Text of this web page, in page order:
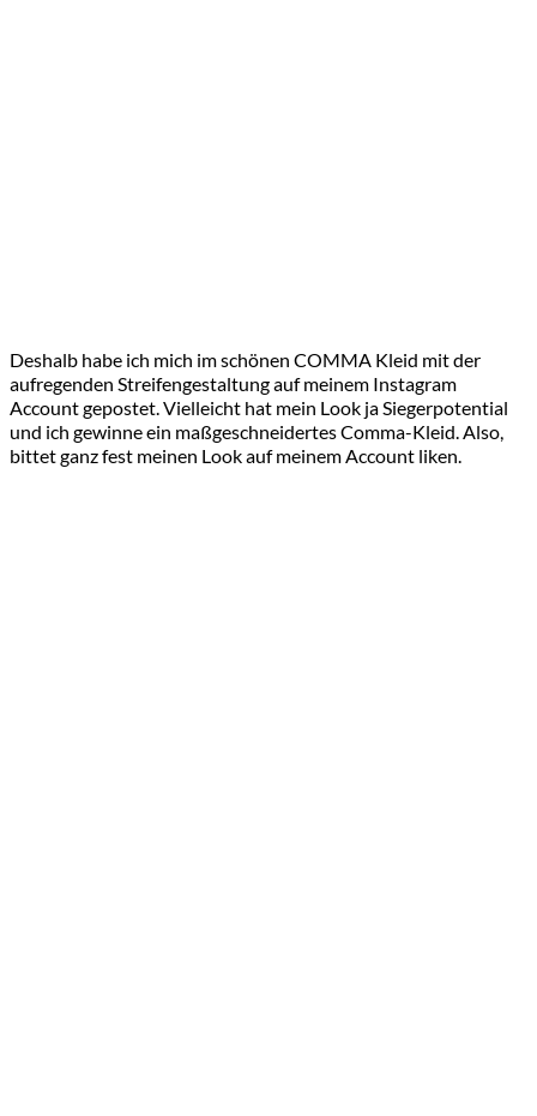
Deshalb habe ich mich im schönen COMMA Kleid mit der
aufregenden Streifengestaltung auf meinem Instagram
Account gepostet. Vielleicht hat mein Look ja Siegerpotential
und ich gewinne ein maßgeschneidertes Comma-Kleid. Also,
bittet ganz fest meinen Look auf meinem Account liken.